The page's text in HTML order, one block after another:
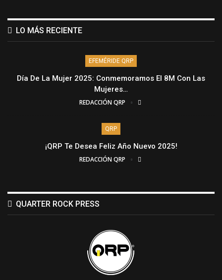
LO MÁS RECIENTE
EFEMÉRIDE QRP
Día De La Mujer 2025: Conmemoramos El 8M Con Las
Mujeres…
REDACCIÓN QRP
QRP
¡QRP Te Desea Feliz Año Nuevo 2025!
REDACCIÓN QRP
QUARTER ROCK PRESS